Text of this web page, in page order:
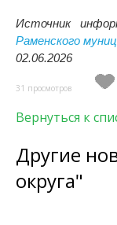
Источник
Раменского
02.06.2026
31 просмотров
Вернуться к
Другие
округа"